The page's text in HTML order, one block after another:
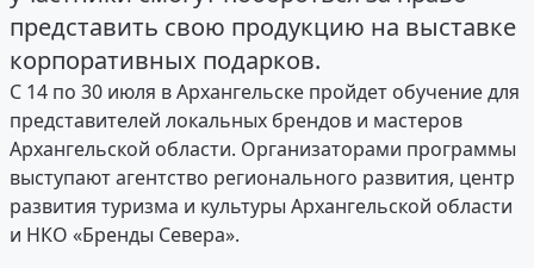
представить свою продукцию на выставке
корпоративных подарков.
С 14 по 30 июля в Архангельске пройдет обучение для
представителей локальных брендов и мастеров
Архангельской области. Организаторами программы
выступают агентство регионального развития, центр
развития туризма и культуры Архангельской области
и НКО «Бренды Севера».